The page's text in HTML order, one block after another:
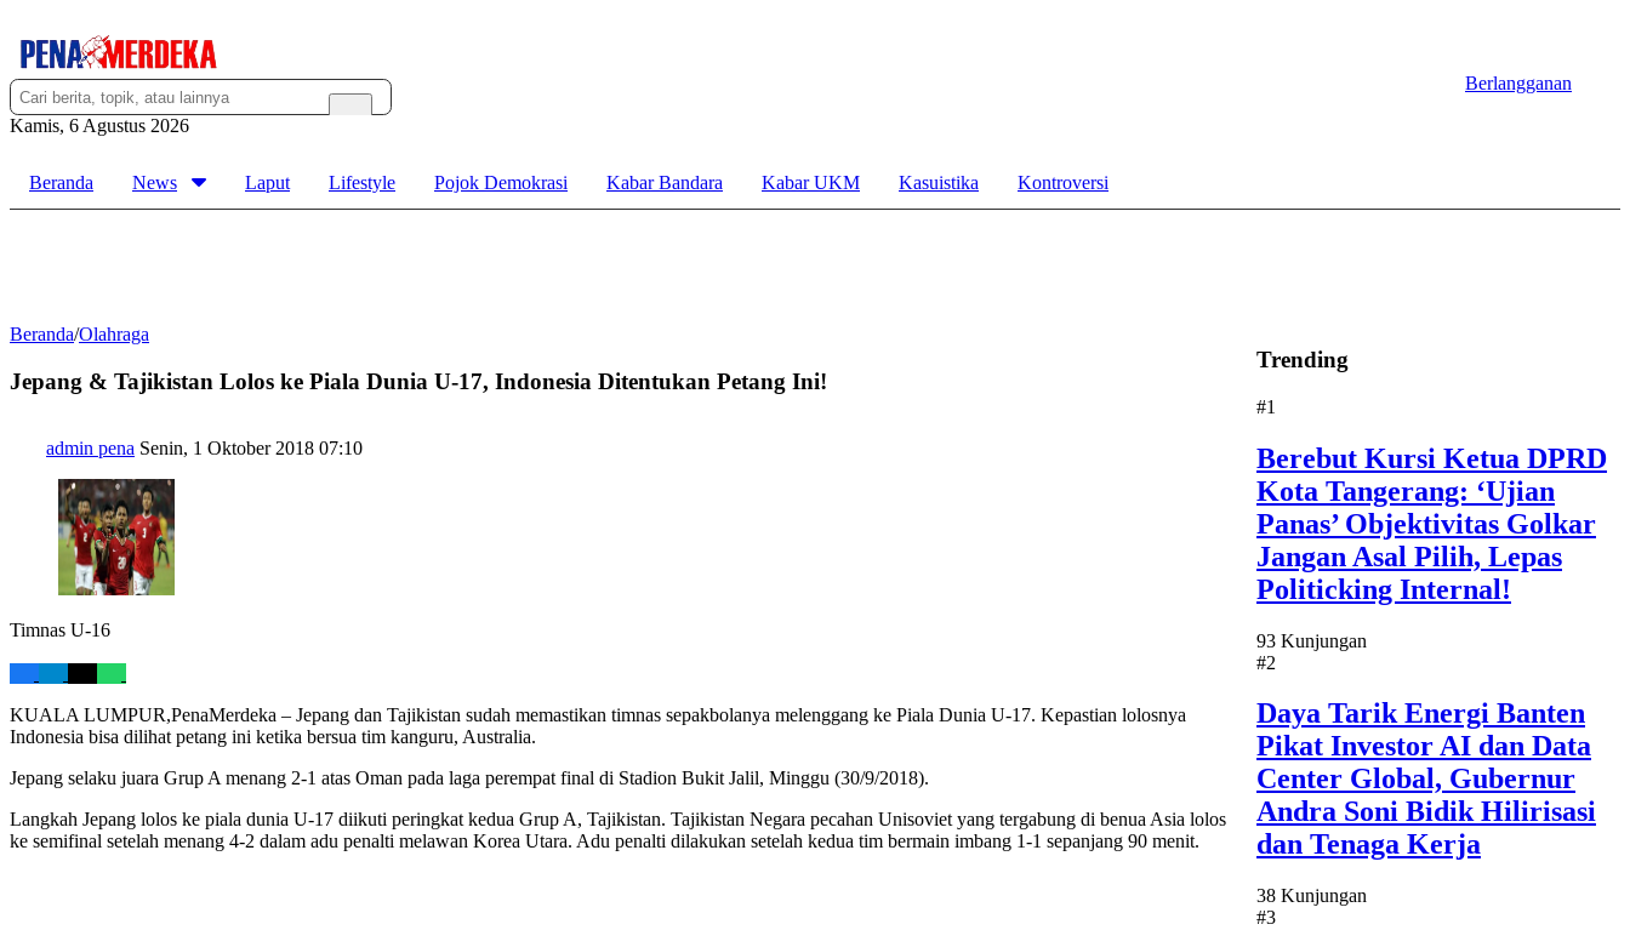
Kamis, 6 Agustus 2026
Berlangganan
Beranda News Laput Lifestyle Pojok Demokrasi Kabar Bandara Kabar UKM Kasuistika Kontroversi
Beranda/Olahraga
Jepang & Tajikistan Lolos ke Piala Dunia U-17, Indonesia Ditentukan Petang Ini!
admin pena Senin, 1 Oktober 2018 07:10
Timnas U-16
KUALA LUMPUR,PenaMerdeka – Jepang dan Tajikistan sudah memastikan timnas sepakbolanya melenggang ke Piala Dunia U-17. Kepastian lolosnya
Indonesia bisa dilihat petang ini ketika bersua tim kanguru, Australia.
Jepang selaku juara Grup A menang 2-1 atas Oman pada laga perempat final di Stadion Bukit Jalil, Minggu (30/9/2018).
Langkah Jepang lolos ke piala dunia U-17 diikuti peringkat kedua Grup A, Tajikistan. Tajikistan Negara pecahan Unisoviet yang tergabung di benua Asia lolos
ke semifinal setelah menang 4-2 dalam adu penalti melawan Korea Utara. Adu penalti dilakukan setelah kedua tim bermain imbang 1-1 sepanjang 90 menit.
Trending
#1
Berebut Kursi Ketua DPRD
Kota Tangerang: ‘Ujian
Panas’ Objektivitas Golkar
Jangan Asal Pilih, Lepas
Politicking Internal!
93 Kunjungan
#2
Daya Tarik Energi Banten
Pikat Investor AI dan Data
Center Global, Gubernur
Andra Soni Bidik Hilirisasi
dan Tenaga Kerja
38 Kunjungan
#3